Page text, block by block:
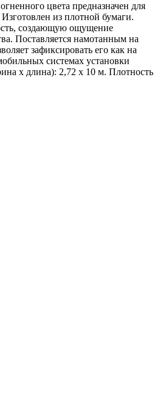
цвета предназначен для
из плотной бумаги.
создающую ощущение
Поставляется намотанным на
зафиксировать его как на
системах установки
х длина): 2,72 х 10 м. Плотность